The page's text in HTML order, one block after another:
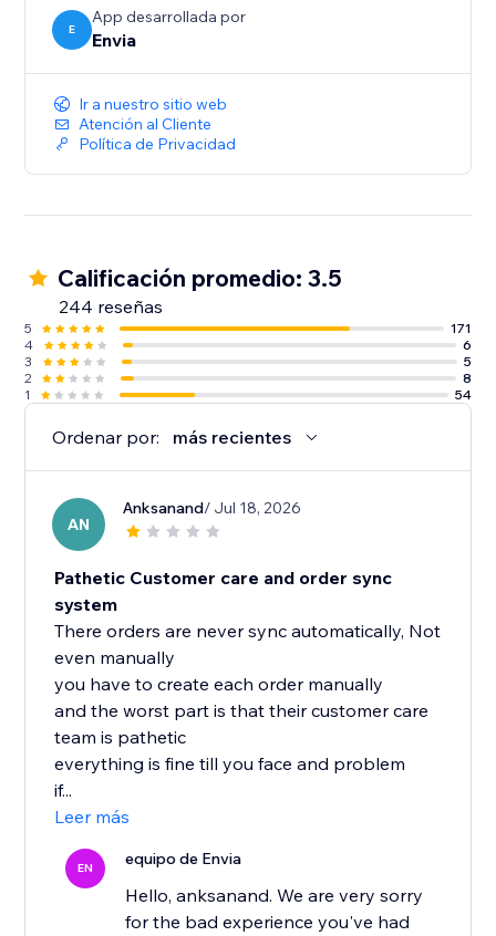
E
App desarrollada por
Envia
Ir a nuestro sitio web
Atención al Cliente
Política de Privacidad
Calificación promedio: 3.5
244 reseñas
5
171
4
6
3
5
2
8
1
54
Ordenar por: más recientes
AN
Anksanand/ Jul 18, 2026
Pathetic Customer care and order sync
system
There orders are never sync automatically, Not
even manually
you have to create each order manually
and the worst part is that their customer care
team is pathetic
everything is fine till you face and problem
if...
Leer más
EN equipo de Envia
Hello, anksanand. We are very sorry
for the bad experience you've had